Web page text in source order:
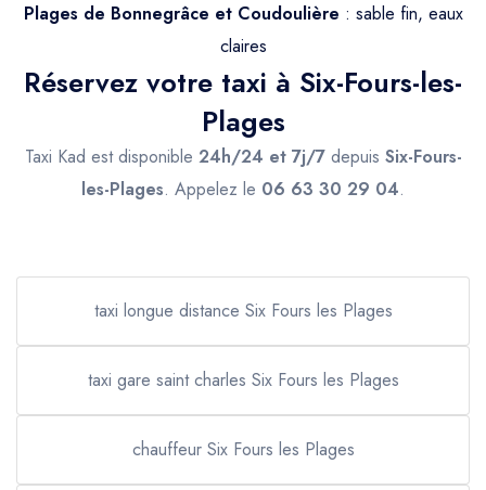
Plages de Bonnegrâce et Coudoulière : sable fin, eaux
claires
Réservez votre taxi à Six-Fours-les-
Plages
Taxi Kad est disponible 24h/24 et 7j/7depuis Six-Fours-
les-Plages. Appelez le 06 63 30 29 04.
taxi longue distance Six Fours les Plages
taxi gare saint charles Six Fours les Plages
chauffeur Six Fours les Plages